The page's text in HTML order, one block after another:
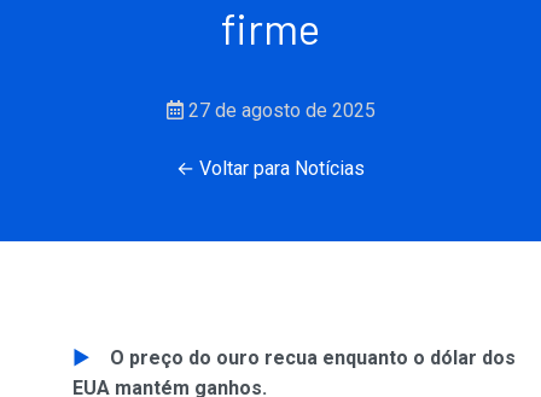
firme
27 de agosto de 2025
← Voltar para Notícias
O preço do ouro recua enquanto o dólar dos
EUA mantém ganhos.